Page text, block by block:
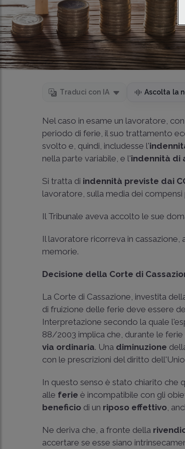
Traduci con IA Ascolta la
Nel caso in esame un lavoratore,
periodo di ferie, il suo trattamento
svolto e, quindi, includesse l'
nella parte variabile, e l'indennità di
Si tratta di indennità previste dai
lavoratore, sulla media dei
Il Tribunale aveva accolto le sue
Il lavoratore ricorreva in cassazione,
memorie.
Decisione della Corte di
La Corte di Cassazione, investita
di fruizione delle ferie deve essere
Interpretazione secondo la quale
88/2003 implica che, durante le
via ordinaria. Una diminuzione
con le prescrizioni del diritto
In questo senso è stato chiarito che
alle ferie è incompatibile con gli
beneficio di un riposo effettivo,
Ne deriva che, a fronte della
accertare se esse siano